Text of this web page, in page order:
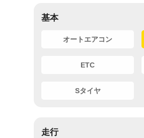
基本
オートエアコン
ETC
Sタイヤ
走行